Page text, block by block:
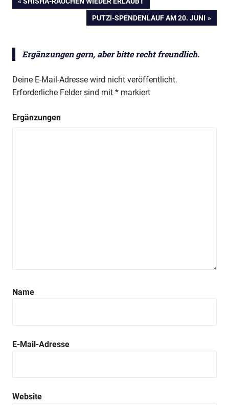
Anzeige
Beitragsnavigation
NÄCHSTER
PUTZI-SPENDENLAUF AM 20. JUNI
Ergänzungen gern, aber bitte recht freundlich.
Deine E-Mail-Adresse wird nicht veröffentlicht.
Erforderliche Felder sind mit * markiert
Ergänzungen
Name
E-Mail-Adresse
Website